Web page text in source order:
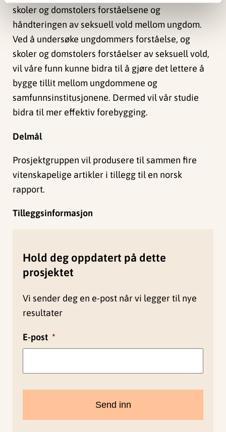
skoler og domstolers forståelsene og
håndteringen av seksuell vold mellom ungdom.
Ved å undersøke ungdommers forståelse, og
skoler og domstolers forståelser av seksuell vold,
vil våre funn kunne bidra til å gjøre det lettere å
bygge tillit mellom ungdommene og
samfunnsinstitusjonene. Dermed vil vår studie
bidra til mer effektiv forebygging.
Delmål
Prosjektgruppen vil produsere til sammen fire
vitenskapelige artikler i tillegg til en norsk
rapport.
Tilleggsinformasjon
Hold deg oppdatert på dette
prosjektet
Vi sender deg en e-post når vi legger til nye
resultater
E-post *